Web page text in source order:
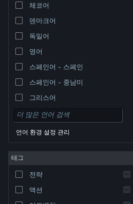
© Valve Corporation. 모든 권리 보유. 모든 상표는 미국
및 기타 국가에서 각각 해당 소유자의 재산입니다.
환불| 쿠키
체코어
덴마크어
독일어
영어
스페인어 - 스페인
스페인어 - 중남미
그리스어
언어 환경 설정 관리
태그
전략
액션